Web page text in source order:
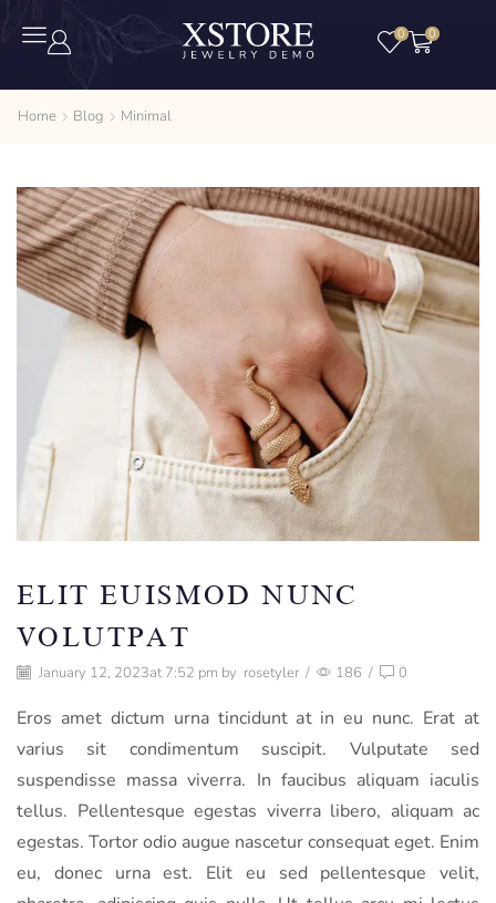
0 0
Home Blog Minimal
ELIT EUISMOD NUNC
VOLUTPAT
January 12, 2023at 7:52 pm by rosetyler / 186 / 0
Eros amet dictum urna tincidunt at in eu nunc. Erat at
varius sit condimentum suscipit. Vulputate sed
suspendisse massa viverra. In faucibus aliquam iaculis
tellus. Pellentesque egestas viverra libero, aliquam ac
egestas. Tortor odio augue nascetur consequat eget. Enim
eu, donec urna est. Elit eu sed pellentesque velit,